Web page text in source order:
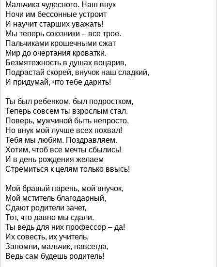
Мальчика чудесного. Наш внук
Ночи им бессонные устроит
И научит старших уважать!
Мы теперь союзники – все трое.
Пальчиками крошечными сжат
Мир до очертания кроватки.
Безмятежность в душах воцарив,
Подрастай скорей, внучок наш сладкий,
И придумай, что тебе дарить!
Ты был ребенком, был подростком,
Теперь совсем ты взрослым стал.
Поверь, мужчиной быть непросто,
Но внук мой лучше всех похвал!
Тебя мы любим. Поздравляем.
Хотим, чтоб все мечты сбылись!
И в день рождения желаем
Стремиться к целям только ввысь!
Мой бравый парень, мой внучок,
Мой мститель благодарный,
Сдают родители зачет,
Тот, что давно мы сдали.
Ты ведь для них профессор – да!
Их совесть, их учитель,
Запомни, мальчик, навсегда,
Ведь сам будешь родитель!